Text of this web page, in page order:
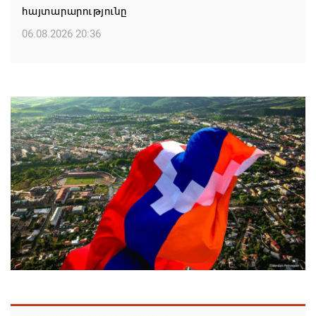
հայտարարությունը
06.08.2026 20:36
այցելելուց․ Մատվիենկո
06.08.2026 20:30
ՌԴ–ն ՀՀ–ից երկաթուղու կոնցեսիոն
կառավարման մասին պաշտոնական դիմում չի
ստացել. Օվերչուկ
06.08.2026 19:03
Հայաստանյայց Առաքելական Եկեղեցու
կառավարության հետ խորացող